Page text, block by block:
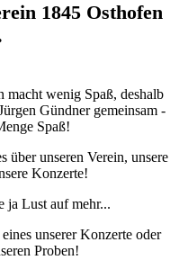
1845 Osthofen
wenig Spaß, deshalb
Gündner gemeinsam -
Spaß!
über unseren Verein, unsere
Konzerte!
ja Lust auf mehr...
unserer Konzerte oder
Proben!